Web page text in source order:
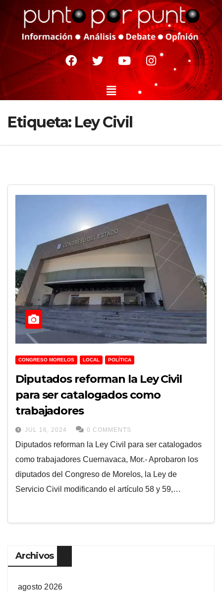
Etiqueta: Ley Civil
CONGRESO MORELOS LOCAL POLÍTICA
Diputados reforman la Ley Civil
para ser catalogados como
trabajadores
JUL 16, 2024 0 COMMENTS
Diputados reforman la Ley Civil para ser catalogados
como trabajadores Cuernavaca, Mor.- Aprobaron los
diputados del Congreso de Morelos, la Ley de
Servicio Civil modificando el artículo 58 y 59,…
Archivos
agosto 2026